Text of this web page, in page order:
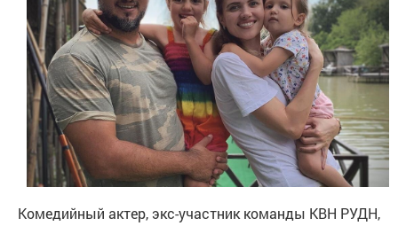
Комедийный актер, экс-участник команды КВН РУДН,